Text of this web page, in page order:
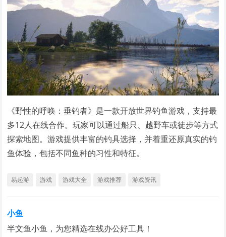
《野性的呼唤：垂钓者》是一款开放世界钓鱼游戏，支持最
多12人在线合作。玩家可以通过船只、越野车或徒步等方式
探索地图。游戏提供丰富的钓具选择，并着重还原真实的钓
鱼体验，包括不同鱼种的习性和特征。
易起游 游戏 游戏大全 游戏推荐 游戏资讯
小鱼
半文鱼小鱼，为您精选在线办公好工具！